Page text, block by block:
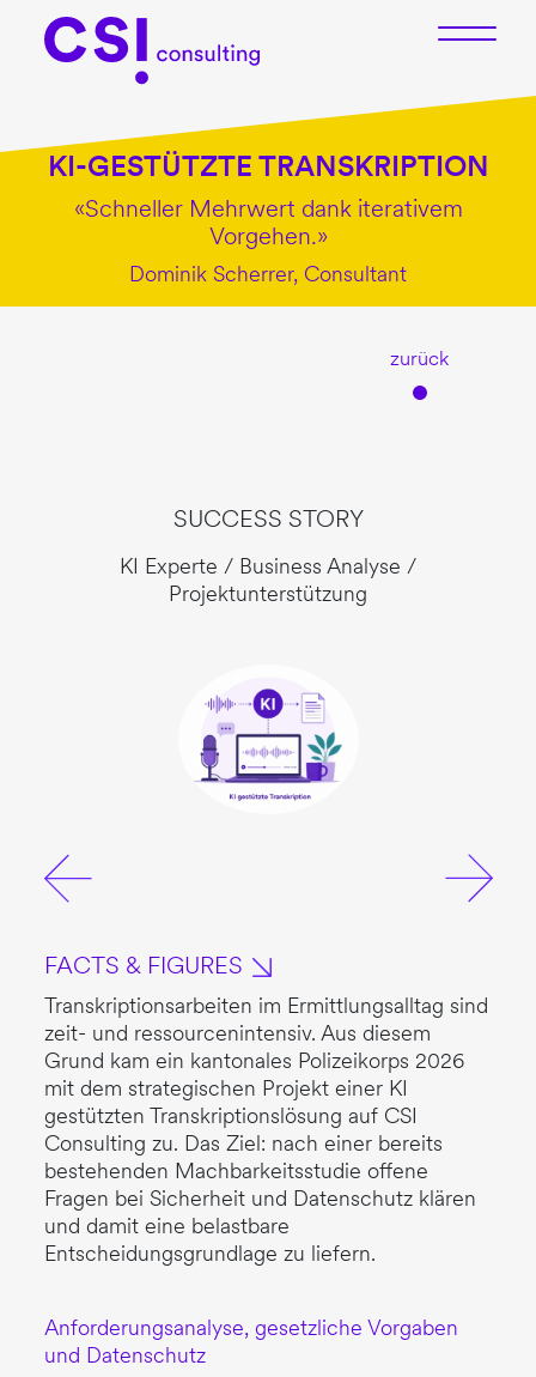
KI-GESTÜTZTE TRANSKRIPTION
«Schneller Mehrwert dank iterativem
Vorgehen.»
Dominik Scherrer, Consultant
zurück
SUCCESS STORY
KI Experte / Business Analyse /
Projektunterstützung
FACTS & FIGURES
Transkriptionsarbeiten im Ermittlungsalltag sind
zeit- und ressourcenintensiv. Aus diesem
Grund kam ein kantonales Polizeikorps 2026
mit dem strategischen Projekt einer KI
gestützten Transkriptionslösung auf CSI
Consulting zu. Das Ziel: nach einer bereits
bestehenden Machbarkeitsstudie offene
Fragen bei Sicherheit und Datenschutz klären
und damit eine belastbare
Entscheidungsgrundlage zu liefern.
Anforderungsanalyse, gesetzliche Vorgaben
und Datenschutz